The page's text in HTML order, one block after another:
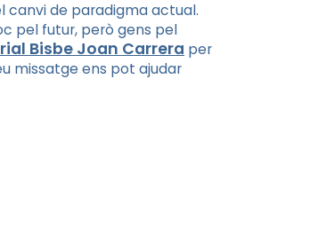
canvi de paradigma actual.
pel futur, però gens pel
Bisbe Joan Carrera per
missatge ens pot ajudar